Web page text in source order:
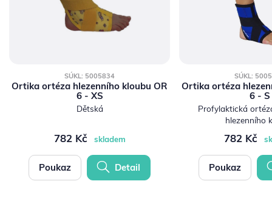
SÚKL: 5005834
Ortika ortéza hlezenního kloubu OR
6 - XS
Dětská
782 Kč skladem
Poukaz Detail
SÚKL:
Ortika ortéza
6 - S
Profylaktická
hlezenního
782 Kč
Poukaz